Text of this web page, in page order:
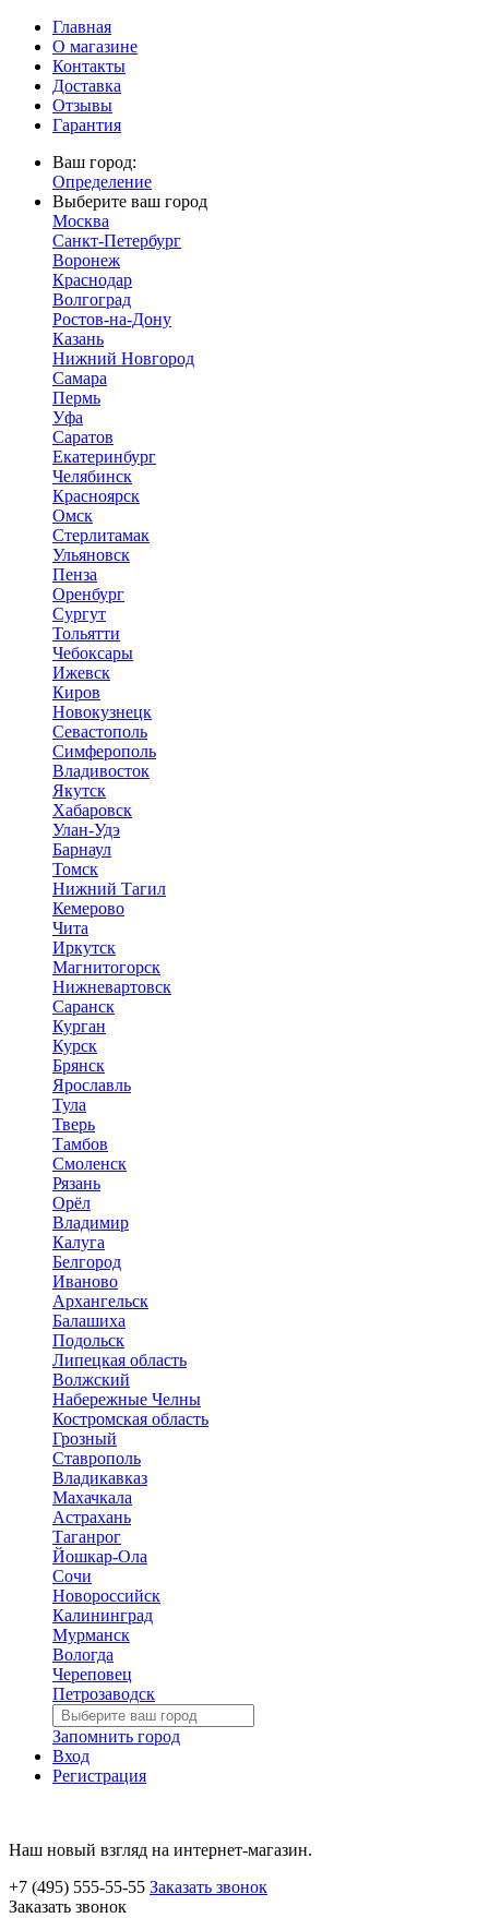
Главная
О магазине
Контакты
Доставка
Отзывы
Гарантия
Ваш город:
Определение
Выберите ваш город
Москва
Санкт-Петербург
Воронеж
Краснодар
Волгоград
Ростов-на-Дону
Казань
Нижний Новгород
Самара
Пермь
Уфа
Саратов
Екатеринбург
Челябинск
Красноярск
Омск
Стерлитамак
Ульяновск
Пенза
Оренбург
Сургут
Тольятти
Чебоксары
Ижевск
Киров
Новокузнецк
Севастополь
Симферополь
Владивосток
Якутск
Хабаровск
Улан-Удэ
Барнаул
Томск
Нижний Тагил
Кемерово
Чита
Иркутск
Магнитогорск
Нижневартовск
Саранск
Курган
Курск
Брянск
Ярославль
Тула
Тверь
Тамбов
Смоленск
Рязань
Орёл
Владимир
Калуга
Белгород
Иваново
Архангельск
Балашиха
Подольск
Липецкая область
Волжский
Набережные Челны
Костромская область
Грозный
Ставрополь
Владикавказ
Махачкала
Астрахань
Таганрог
Йошкар-Ола
Сочи
Новороссийск
Калининград
Мурманск
Вологда
Череповец
Петрозаводск
Запомнить город
Вход
Регистрация
Наш новый взгляд на интернет-магазин.
+7 (495) 555-55-55 Заказать звонок
Заказать звонок